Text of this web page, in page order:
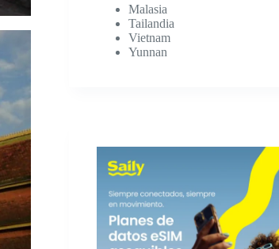
Malasia
Tailandia
Vietnam
Yunnan